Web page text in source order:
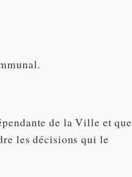
de la Ville et que
les décisions qui le